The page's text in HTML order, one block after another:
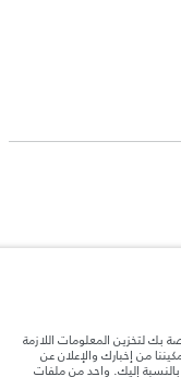
الموقع قد تختلف من بلد إلى
بك لتخزين المعلومات اللازمة
من إخبارك والإعلان عن
بالنسبة إليك. واحد من ملفات